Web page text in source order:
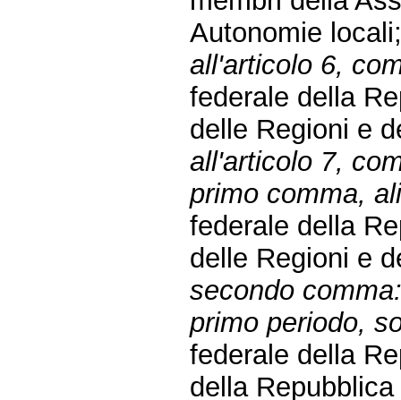
Autonomie
all'articolo 6,
federale della
delle Regioni e
all'articolo 7,
primo comma,
federale della
delle Regioni e
secondo
primo periodo,
federale della
della